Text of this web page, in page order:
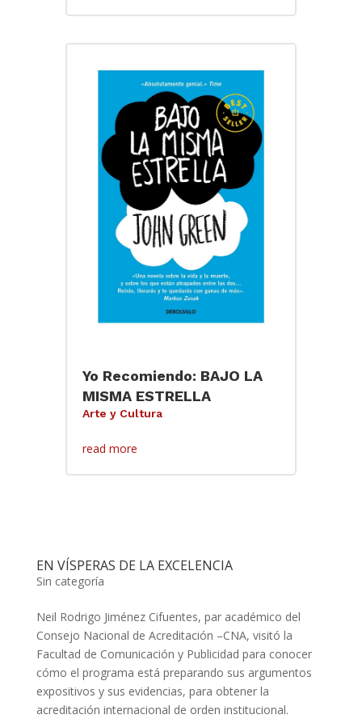
Yo Recomiendo: BAJO LA
MISMA ESTRELLA
Arte y Cultura
read more
EN VÍSPERAS DE LA EXCELENCIA
Sin categoría
Neil Rodrigo Jiménez Cifuentes, par académico del
Consejo Nacional de Acreditación –CNA, visitó la
Facultad de Comunicación y Publicidad para conocer
cómo el programa está preparando sus argumentos
expositivos y sus evidencias, para obtener la
acreditación internacional de orden institucional.